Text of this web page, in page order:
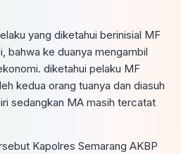
yang diketahui berinisial MF
bahwa ke duanya mengambil
diketahui pelaku MF
kedua orang tuanya dan diasuh
sedangkan MA masih tercatat
Kapolres Semarang AKBP